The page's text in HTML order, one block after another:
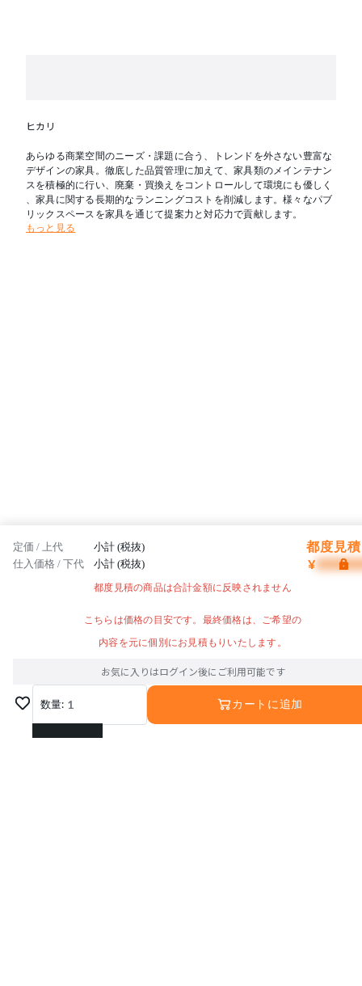
ヒカリ
あらゆる商業空間のニーズ・課題に合う、トレンドを外さない豊富な
デザインの家具。徹底した品質管理に加えて、家具類のメインテナン
スを積極的に行い、廃棄・買換えをコントロールして環境にも優しく
、家具に関する長期的なランニングコストを削減します。様々なパブ
リックスペースを家具を通じて提案力と対応力で貢献します。
もっと見る
定価 / 上代 小計 (税抜) 都度見
仕入価格 / 下代 小計 (税抜) ¥
都度見積の商品は合計金額に反映されません
こちらは価格の目安です。最終価格は、ご希望の
内容を元に個別にお見積もりいたします。
お気に入りはログイン後にご利用可能です
数量: 1
1
カートに追加